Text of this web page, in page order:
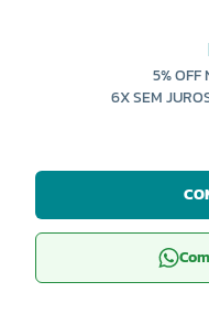
5% OFF
6X SEM